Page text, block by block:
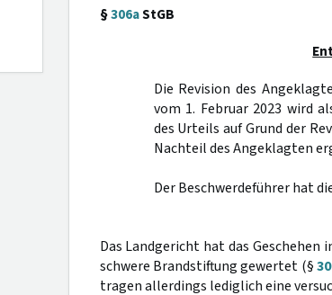
§306aStGB
Die Revision des
vom 1. Februar 2023 wird
des Urteils auf Grund der
Nachteil des Angeklagten
Der Beschwerdeführer hat
Das Landgericht hat das
schwere Brandstiftung gewertet (§
tragen allerdings lediglich eine